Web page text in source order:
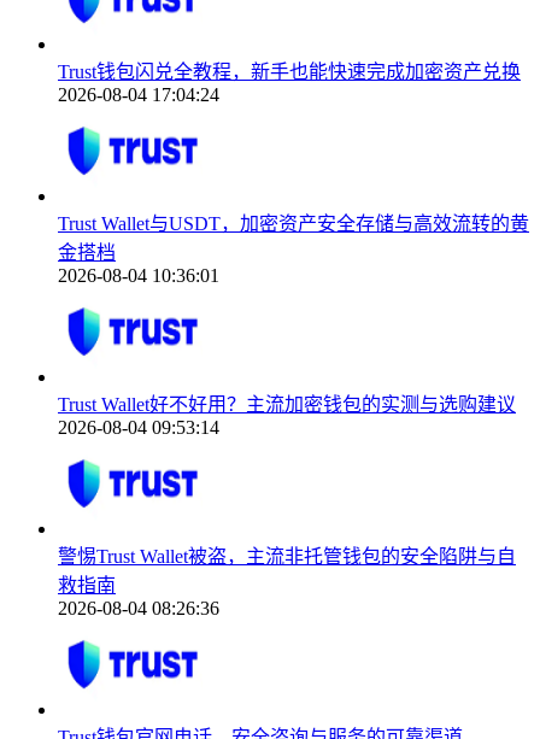
Trust钱包闪兑全教程，新手也能快速完成加密资产兑换
2026-08-04 17:04:24
Trust Wallet与USDT，加密资产安全存储与高效流转的黄
金搭档
2026-08-04 10:36:01
Trust Wallet好不好用？主流加密钱包的实测与选购建议
2026-08-04 09:53:14
警惕Trust Wallet被盗，主流非托管钱包的安全陷阱与自
救指南
2026-08-04 08:26:36